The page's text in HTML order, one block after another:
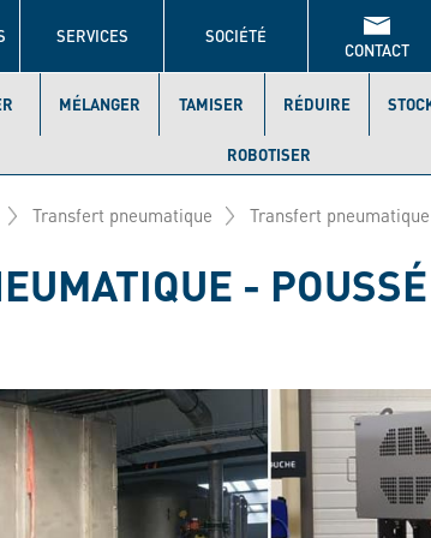
SERVICES SOCIÉTÉ
CONTACT
MÉLANGER TAMISER RÉDUIRE
ROBOTISER
Transfert pneumatique Transfert
-